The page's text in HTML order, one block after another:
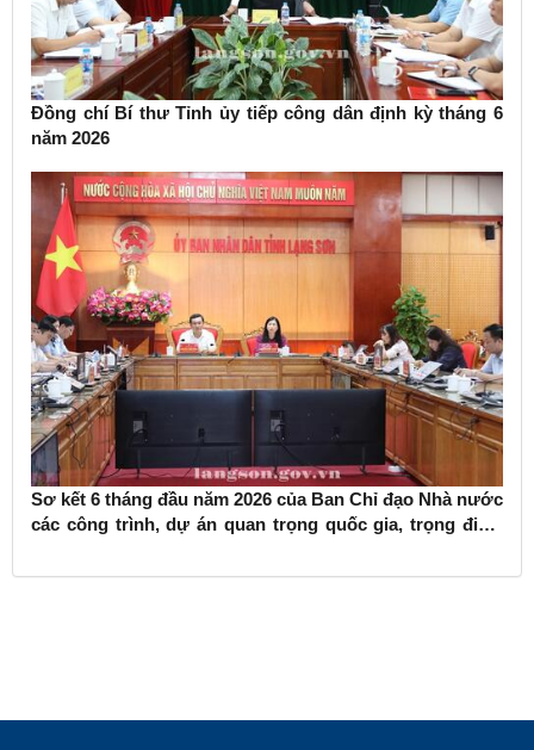
Đồng chí Bí thư Tỉnh ủy tiếp công dân định kỳ tháng 6
năm 2026
Sơ kết 6 tháng đầu năm 2026 của Ban Chỉ đạo Nhà nước
các công trình, dự án quan trọng quốc gia, trọng điểm